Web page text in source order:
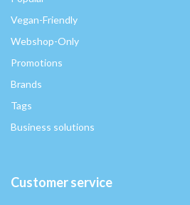
Vegan-Friendly
Webshop-Only
Promotions
Brands
Tags
Business solutions
Customer service